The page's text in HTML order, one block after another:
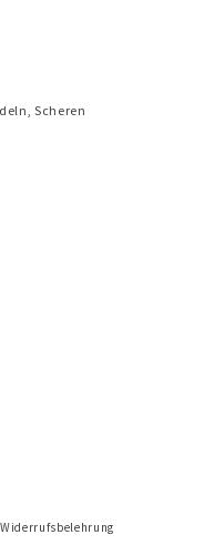
Scheren
Widerrufsbelehrung